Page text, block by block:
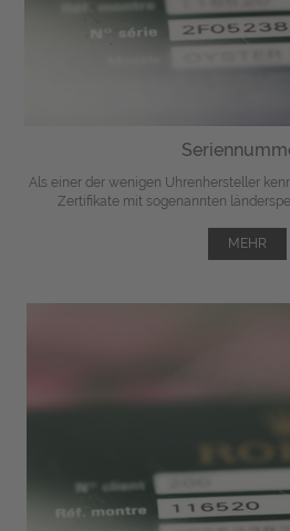
Als einer der wenigen Uhrenhersteller
Zertifikate mit sogenannten
MEHR